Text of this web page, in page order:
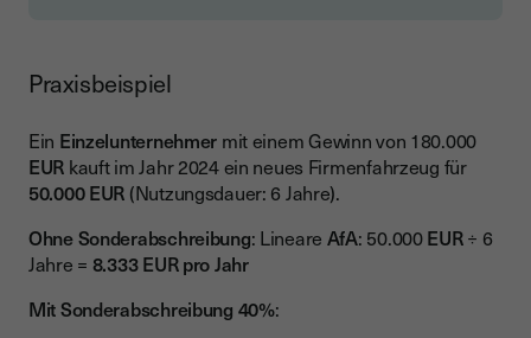
Praxisbeispiel
Ein Einzelunternehmer mit einem Gewinn von 180.000
EUR kauft im Jahr 2024 ein neues Firmenfahrzeug für
50.000 EUR (Nutzungsdauer: 6 Jahre).
Ohne Sonderabschreibung: Lineare AfA: 50.000EUR÷ 6
Jahre = 8.333 EUR pro Jahr
Mit Sonderabschreibung 40%: